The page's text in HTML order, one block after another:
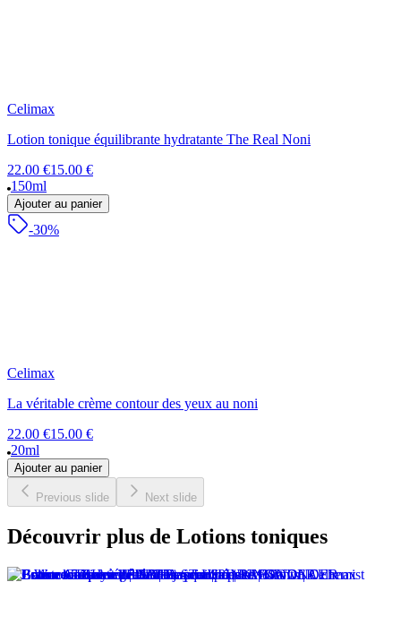
Celimax
Lotion tonique équilibrante hydratante The Real Noni
22.00 €15.00 €
150ml
Ajouter au panier
-30%
Celimax
La véritable crème contour des yeux au noni
22.00 €15.00 €
20ml
Ajouter au panier
Previous slide Next slide
Découvrir plus de Lotions toniques